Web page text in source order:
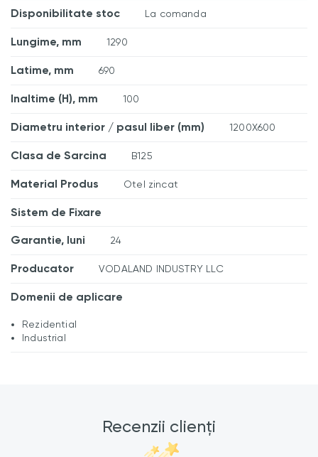
Disponibilitate stoc La comanda
Lungime, mm 1290
Latime, mm 690
Inaltime (H), mm 100
Diametru interior / pasul liber (mm) 1200X600
Clasa de Sarcina B125
Material Produs Otel zincat
Sistem de Fixare
Garantie, luni 24
Producator VODALAND INDUSTRY LLC
Domenii de aplicare
Rezidential
Industrial
Recenzii clienți